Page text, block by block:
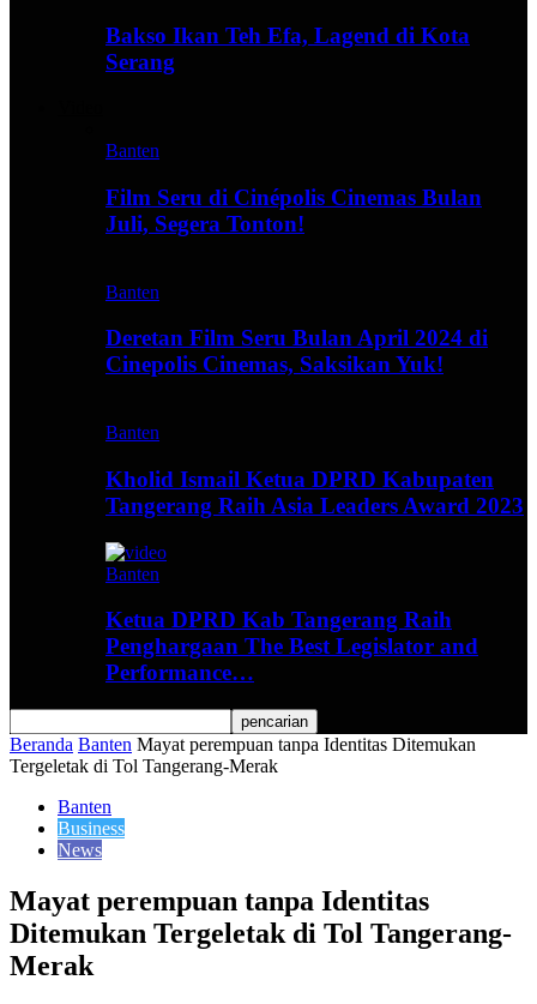
Bakso Ikan Teh Efa, Lagend di Kota
Serang
Banten
Film Seru di Cinépolis Cinemas Bulan
Juli, Segera Tonton!
Banten
Deretan Film Seru Bulan April 2024 di
Cinepolis Cinemas, Saksikan Yuk!
Banten
Kholid Ismail Ketua DPRD Kabupaten
Tangerang Raih Asia Leaders Award 2023
Banten
Ketua DPRD Kab Tangerang Raih
Penghargaan The Best Legislator and
Performance…
Beranda Banten Mayat perempuan tanpa Identitas Ditemukan
Tergeletak di Tol Tangerang-Merak
Banten
Business
News
Mayat perempuan tanpa Identitas
Ditemukan Tergeletak di Tol Tangerang-
Merak